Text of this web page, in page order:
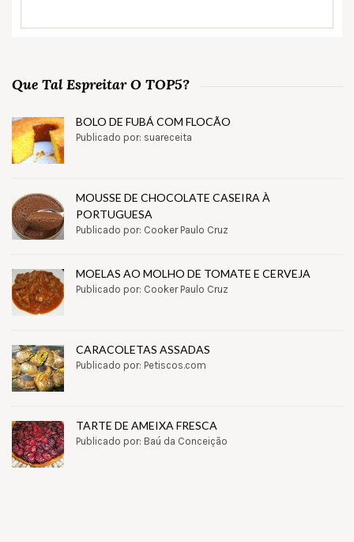
Que Tal Espreitar O TOP5?
BOLO DE FUBÁ COM FLOCÃO
Publicado por: suareceita
MOUSSE DE CHOCOLATE CASEIRA À
PORTUGUESA
Publicado por: Cooker Paulo Cruz
MOELAS AO MOLHO DE TOMATE E CERVEJA
Publicado por: Cooker Paulo Cruz
CARACOLETAS ASSADAS
Publicado por: Petiscos.com
TARTE DE AMEIXA FRESCA
Publicado por: Baú da Conceição